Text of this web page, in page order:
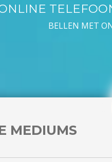
BELLEN MET
MEDIUMS